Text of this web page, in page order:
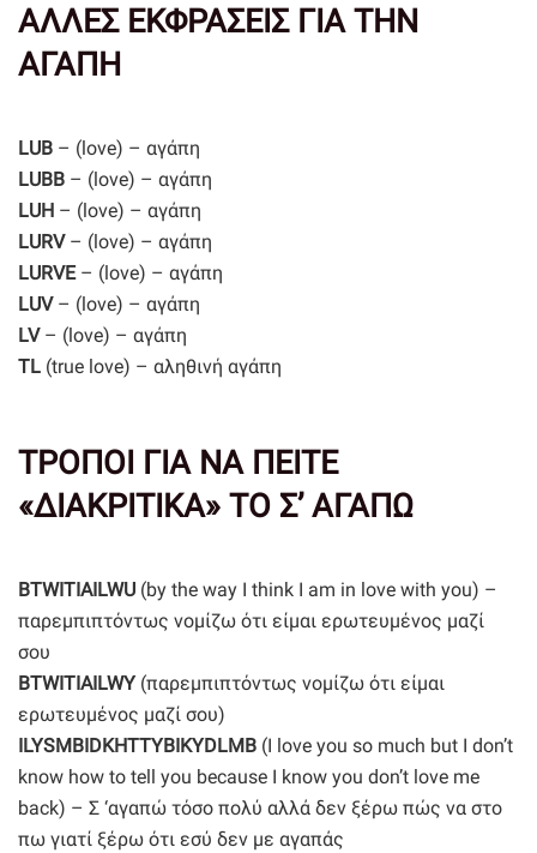
ΑΛΛΕΣ ΕΚΦΡΑΣΕΙΣ ΓΙΑ ΤΗΝ
ΑΓΑΠΗ
LUB – (love) – αγάπη
LUBB – (love) – αγάπη
LUH – (love) – αγάπη
LURV– (love) – αγάπη
LURVE– (love) – αγάπη
LUV– (love) – αγάπη
LV– (love) – αγάπη
TL (true love) – αληθινή αγάπη
ΤΡΟΠΟΙ ΓΙΑ ΝΑ ΠΕΙΤΕ
«ΔΙΑΚΡΙΤΙΚΑ» ΤΟ Σ’ ΑΓΑΠΩ
BTWITIAILWU (by the way I think I am in love with you) –
παρεμπιπτόντως νομίζω ότι είμαι ερωτευμένος μαζί
σου
BTWITIAILWY (παρεμπιπτόντως νομίζω ότι είμαι
ερωτευμένος μαζί σου)
ILYSMBIDKHTTYBIKYDLMB (I love you so much but I don’t
know how to tell you because I know you don’t love me
back) – Σ ‘αγαπώ τόσο πολύ αλλά δεν ξέρω πώς να στο
πω γιατί ξέρω ότι εσύ δεν με αγαπάς